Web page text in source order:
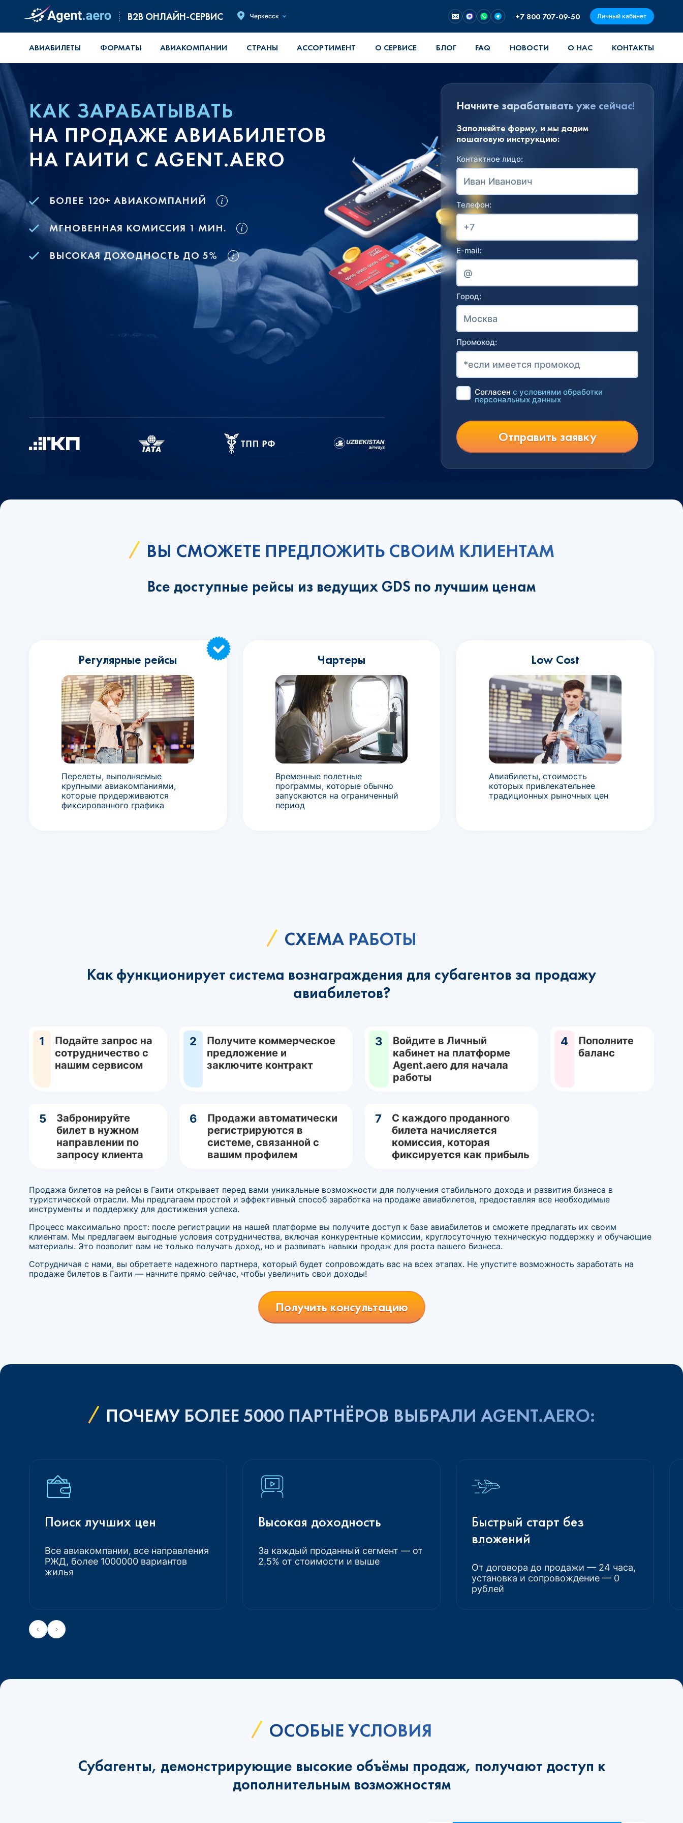
B2B ОНЛАЙН-СЕРВИС Черкесск +7 800 707-09-50 Личный кабинет
АВИАБИЛЕТЫ ФОРМАТЫ АВИАКОМПАНИИ СТРАНЫ АССОРТИМЕНТ О СЕРВИСЕ БЛОГ FAQ НОВОСТИ О НАС КОНТАКТЫ
КАК ЗАРАБАТЫВАТЬ
НА ПРОДАЖЕ АВИАБИЛЕТОВ
НА ГАИТИ С AGENT.AERO
БОЛЕЕ 120+ АВИАКОМПАНИЙ
МГНОВЕННАЯ КОМИССИЯ 1 МИН.
ВЫСОКАЯ ДОХОДНОСТЬ ДО 5%
Начните зарабатывать уже сейчас!
Заполняйте форму, и мы дадим
пошаговую инструкцию:
Контактное лицо:
Телефон:
E-mail:
Город:
Промокод:
Согласен с условиями обработки
персональных данных
Отправить заявку
ВЫ СМОЖЕТЕ ПРЕДЛОЖИТЬ СВОИМ КЛИЕНТАМ
Все доступные рейсы из ведущих GDS по лучшим ценам
Регулярные рейсы
Перелеты, выполняемые
крупными авиакомпаниями,
которые придерживаются
фиксированного графика
Чартеры
Временные полетные
программы, которые обычно
запускаются на ограниченный
период
Low Cost
Авиабилеты, стоимость
которых привлекательнее
традиционных рыночных цен
СХЕМА РАБОТЫ
Как функционирует система вознаграждения для субагентов за продажу
авиабилетов?
1
Подайте запрос на
сотрудничество с
нашим сервисом
2
Получите коммерческое
предложение и
заключите контракт
3
Войдите в Личный
кабинет на платформе
Agent.aero для начала
работы
4
Пополните
баланс
5
Забронируйте
билет в нужном
направлении по
запросу клиента
6
Продажи автоматически
регистрируются в
системе, связанной с
вашим профилем
7
С каждого проданного
билета начисляется
комиссия, которая
фиксируется как прибыль
Продажа билетов на рейсы в Гаити открывает перед вами уникальные возможности для получения стабильного дохода и развития бизнеса в
туристической отрасли. Мы предлагаем простой и эффективный способ заработка на продаже авиабилетов, предоставляя все необходимые
инструменты и поддержку для достижения успеха.
Процесс максимально прост: после регистрации на нашей платформе вы получите доступ к базе авиабилетов и сможете предлагать их своим
клиентам. Мы предлагаем выгодные условия сотрудничества, включая конкурентные комиссии, круглосуточную техническую поддержку и обучающие
материалы. Это позволит вам не только получать доход, но и развивать навыки продаж для роста вашего бизнеса.
Сотрудничая с нами, вы обретаете надежного партнера, который будет сопровождать вас на всех этапах. Не упустите возможность заработать на
продаже билетов в Гаити — начните прямо сейчас, чтобы увеличить свои доходы!
Получить консультацию
ПОЧЕМУ БОЛЕЕ 5000 ПАРТНЁРОВ ВЫБРАЛИ AGENT.AERO:
Поиск лучших цен
Все авиакомпании, все направления
РЖД, более 1000000 вариантов
жилья
Высокая доходность
За каждый проданный сегмент — от
2.5% от стоимости и выше
Быстрый старт без
вложений
От договора до продажи — 24 часа,
установка и сопровождение — 0
рублей
ОСОБЫЕ УСЛОВИЯ
Субагенты, демонстрирующие высокие объёмы продаж, получают доступ к
дополнительным возможностям